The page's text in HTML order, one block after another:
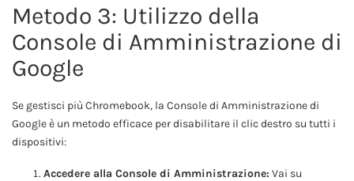
Metodo 3: Utilizzo della
Console di Amministrazione di
Google
Se gestisci più Chromebook, la Console di Amministrazione di
Google è un metodo efficace per disabilitare il clic destro su tutti i
dispositivi:
Accedere alla Console di Amministrazione: Vai su